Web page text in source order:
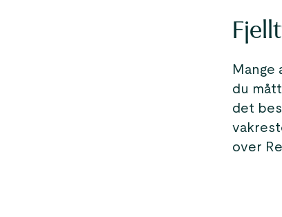
Mange
du
det
over